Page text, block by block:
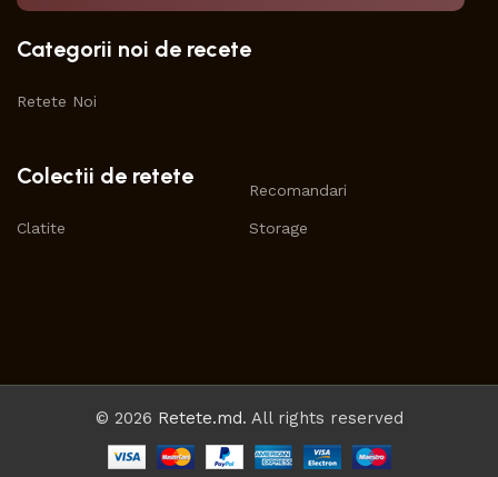
Categorii noi de recete
Retete Noi
Colectii de retete
Clatite
Recomandari
Storage
© 2026 Retete.md. All rights reserved